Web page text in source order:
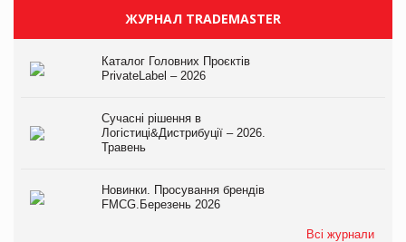
ЖУРНАЛ TRADEMASTER
Каталог Головних Проєктів
PrivateLabel – 2026
Сучасні рішення в
Логістиці&Дистрибуції – 2026.
Травень
Новинки. Просування брендів
FMCG.Березень 2026
Всі журнали